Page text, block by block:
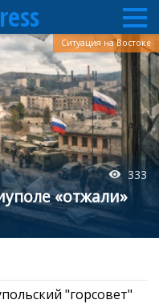
333
«отжали»
Ситуация на Востоке
"горсовет"